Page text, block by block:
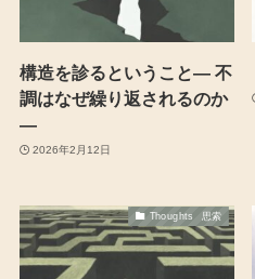
構造を診るということ― 不
調はなぜ繰り返されるのか
―
2026年2月12日
Thoughts 思索